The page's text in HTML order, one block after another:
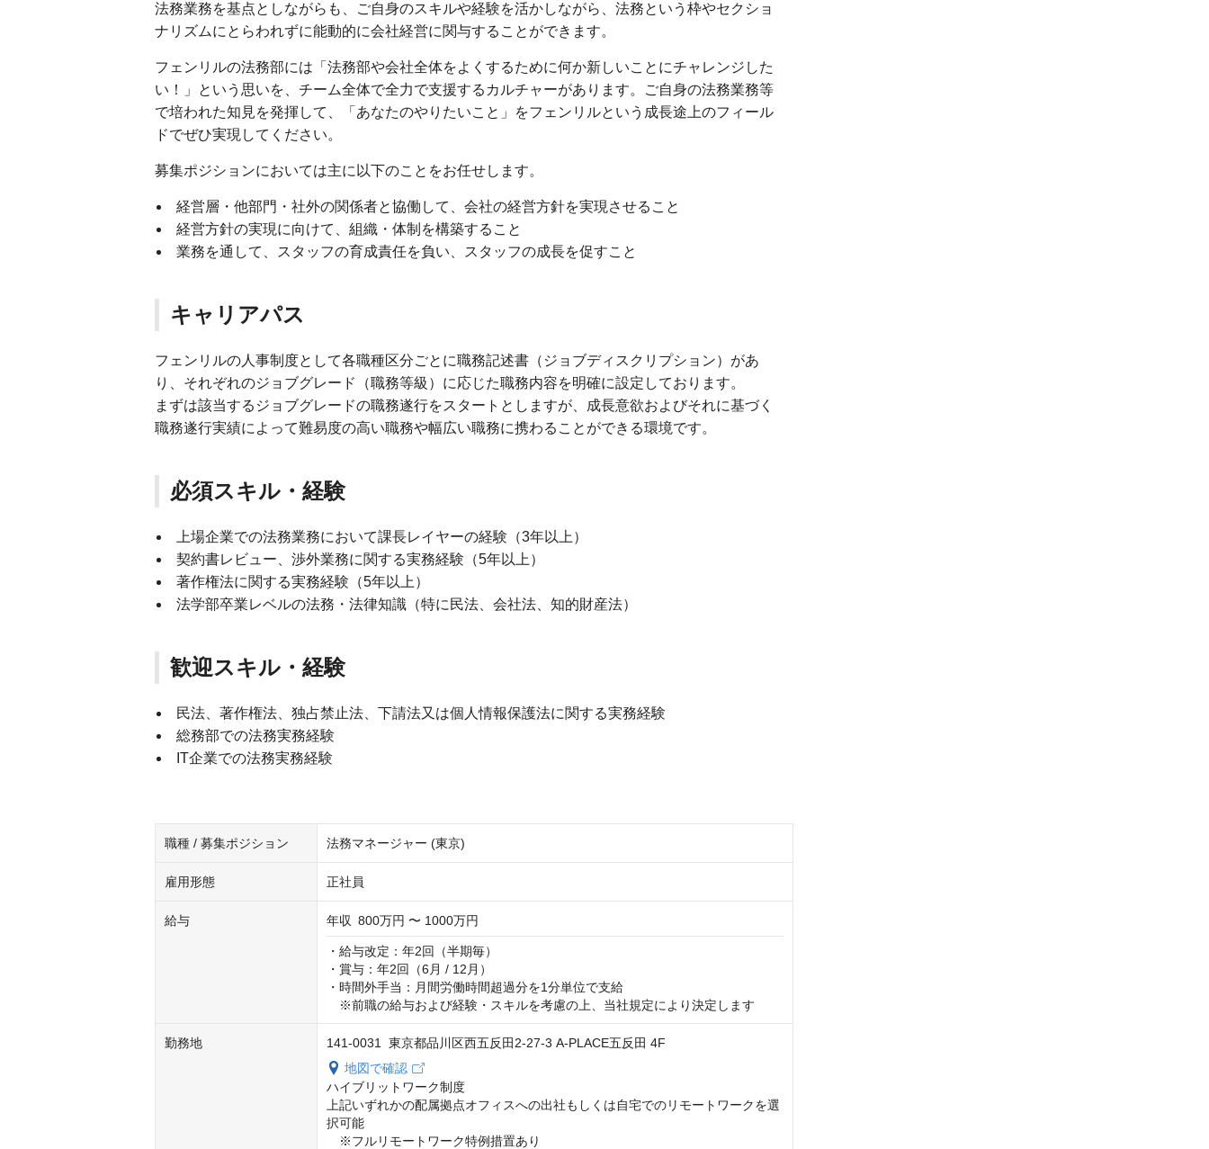
法務業務を基点としながらも、ご自身のスキルや経験を活かしながら、法務という枠やセクショ
ナリズムにとらわれずに能動的に会社経営に関与することができます。
フェンリルの法務部には「法務部や会社全体をよくするために何か新しいことにチャレンジした
い！」という思いを、チーム全体で全力で支援するカルチャーがあります。ご自身の法務業務等
で培われた知見を発揮して、「あなたのやりたいこと」をフェンリルという成長途上のフィール
ドでぜひ実現してください。
募集ポジションにおいては主に以下のことをお任せします。
経営層・他部門・社外の関係者と協働して、会社の経営方針を実現させること
経営方針の実現に向けて、組織・体制を構築すること
業務を通して、スタッフの育成責任を負い、スタッフの成長を促すこと
キャリアパス
フェンリルの人事制度として各職種区分ごとに職務記述書（ジョブディスクリプション）があ
り、それぞれのジョブグレード（職務等級）に応じた職務内容を明確に設定しております。
まずは該当するジョブグレードの職務遂行をスタートとしますが、成長意欲およびそれに基づく
職務遂行実績によって難易度の高い職務や幅広い職務に携わることができる環境です。
必須スキル・経験
上場企業での法務業務において課長レイヤーの経験（3年以上）
契約書レビュー、渉外業務に関する実務経験（5年以上）
著作権法に関する実務経験（5年以上）
法学部卒業レベルの法務・法律知識（特に民法、会社法、知的財産法）
歓迎スキル・経験
民法、著作権法、独占禁止法、下請法又は個人情報保護法に関する実務経験
総務部での法務実務経験
IT企業での法務実務経験
職種 / 募集ポジション 法務マネージャー (東京)
雇用形態 正社員
給与 年収 800万円 〜 1000万円
・給与改定：年2回（半期毎）
・賞与：年2回（6月 / 12月）
・時間外手当：月間労働時間超過分を1分単位で支給
※前職の給与および経験・スキルを考慮の上、当社規定により決定します
勤務地
141-0031 東京都品川区西五反田2-27-3 A-PLACE五反田 4F
地図で確認
ハイブリットワーク制度
上記いずれかの配属拠点オフィスへの出社もしくは自宅でのリモートワークを選
択可能
※フルリモートワーク特例措置あり